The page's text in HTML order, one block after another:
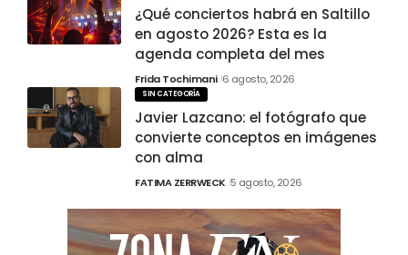
¿Qué conciertos habrá en Saltillo
en agosto 2026? Esta es la
agenda completa del mes
Frida Tochimani 6 agosto, 2026
SIN CATEGORÍA
Javier Lazcano: el fotógrafo que
convierte conceptos en imágenes
con alma
FATIMA ZERRWECK 5 agosto, 2026